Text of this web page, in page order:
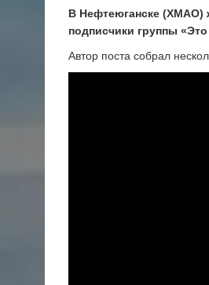
В Нефтеюганске (ХМАО)
подписчики группы
Автор поста собрал